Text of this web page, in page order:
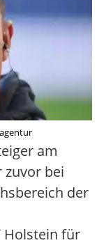
am
zuvor bei
der
Holstein für